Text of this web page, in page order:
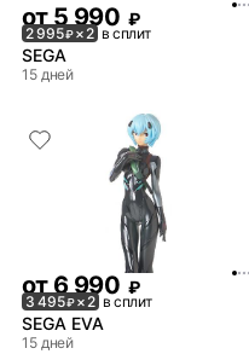
от 5 990 ₽
2 995₽× 2 в сплит
SEGA
15 дней
от6 990 ₽
3 495₽× 2 в сплит
SEGA EVA
15 дней